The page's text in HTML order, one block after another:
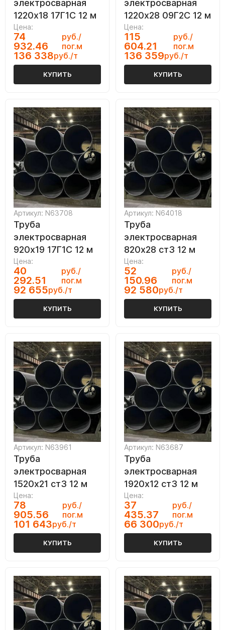
электросварная
1220х18 17Г1С 12 м
Цена:
74
932.46
руб./
пог.м
136 338руб./т
КУПИТЬ
электросварная
1220х28 09Г2С 12 м
Цена:
115
604.21
руб./
пог.м
136 359руб./т
КУПИТЬ
Артикул: N63708
Труба
электросварная
920х19 17Г1С 12 м
Цена:
40
292.51
руб./
пог.м
92 655руб./т
КУПИТЬ
Артикул: N64018
Труба
электросварная
820х28 ст3 12 м
Цена:
52
150.96
руб./
пог.м
92 580руб./т
КУПИТЬ
Артикул: N63961
Труба
электросварная
1520х21 ст3 12 м
Цена:
78
905.56
руб./
пог.м
101 643руб./т
КУПИТЬ
Артикул: N63687
Труба
электросварная
1920х12 ст3 12 м
Цена:
37
435.37
руб./
пог.м
66 300руб./т
КУПИТЬ